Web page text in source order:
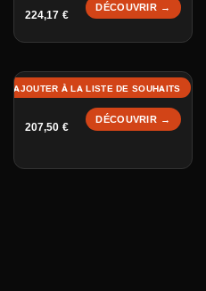
224,17€
DÉCOUVRIR →
Deck Hadean Bamboo
207,50€
DÉCOUVRIR →
AJOUTER À LA LISTE DE SOUHAITS